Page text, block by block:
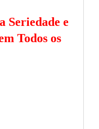
Seriedade e
Todos os